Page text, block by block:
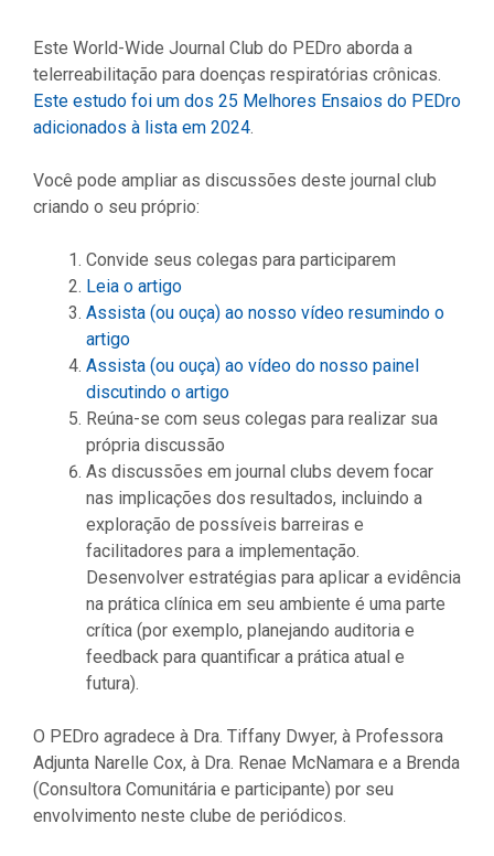
Este World-Wide Journal Club do PEDro aborda a
telerreabilitação para doenças respiratórias crônicas.
Este estudo foi um dos 25 Melhores Ensaios do PEDro
adicionados à lista em 2024.
Você pode ampliar as discussões deste journal club
criando o seu próprio:
Convide seus colegas para participarem
Leia o artigo
Assista (ou ouça) ao nosso vídeo resumindo o
artigo
Assista (ou ouça) ao vídeo do nosso painel
discutindo o artigo
Reúna-se com seus colegas para realizar sua
própria discussão
As discussões em journal clubs devem focar
nas implicações dos resultados, incluindo a
exploração de possíveis barreiras e
facilitadores para a implementação.
Desenvolver estratégias para aplicar a evidência
na prática clínica em seu ambiente é uma parte
crítica (por exemplo, planejando auditoria e
feedback para quantificar a prática atual e
futura).
O PEDro agradece à Dra. Tiffany Dwyer, à Professora
Adjunta Narelle Cox, à Dra. Renae McNamara e a Brenda
(Consultora Comunitária e participante) por seu
envolvimento neste clube de periódicos.